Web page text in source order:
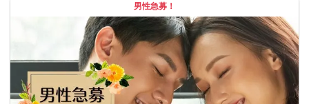
男性急募！